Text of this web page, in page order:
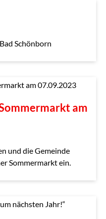
Schönborn
am
und die Gemeinde
Sommermarkt ein.